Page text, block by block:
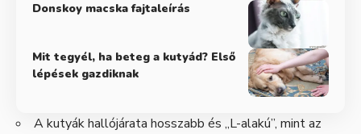
Donskoy macska fajtaleírás
Mit tegyél, ha beteg a kutyád? Első
lépések gazdiknak
A kutyák hallójárata hosszabb és „L-alakú”, mint az